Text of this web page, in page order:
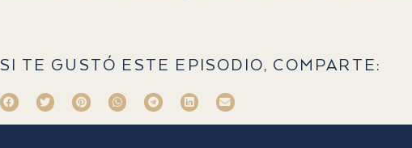
SI TE GUSTÓ ESTE EPISODIO, COMPARTE: